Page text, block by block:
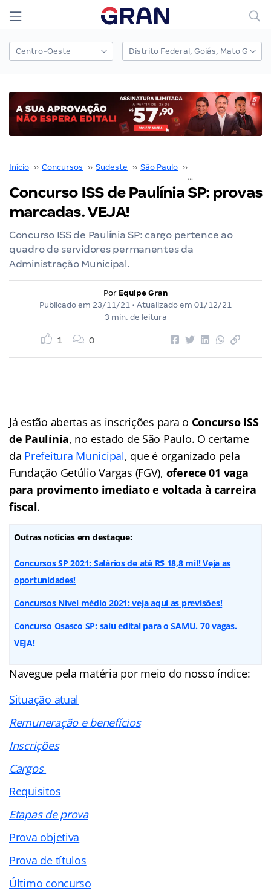
Início ›› Concursos ›› Sudeste ›› São Paulo ››
Concurso ISS de Paulínia SP: provas
marcadas. VEJA!
Concurso ISS de Paulínia SP: cargo pertence ao
quadro de servidores permanentes da
Administração Municipal.
Por Equipe Gran
Publicado em 23/11/21 • Atualizado em 01/12/21
3 min. de leitura
1 0
Já estão abertas as inscrições para o Concurso ISS
de Paulínia, no estado de São Paulo. O certame
da Prefeitura Municipal, que é organizado pela
Fundação Getúlio Vargas (FGV), oferece 01 vaga
para provimento imediato e voltada à carreira
fiscal.
Outras notícias em destaque:
Concursos SP 2021: Salários de até R$ 18,8 mil! Veja as
oportunidades!
Concursos Nível médio 2021: veja aqui as previsões!
Concurso Osasco SP: saiu edital para o SAMU. 70 vagas.
VEJA!
Navegue pela matéria por meio do nosso índice:
Situação atual
Remuneração e benefícios
Inscrições
Cargos
Requisitos
Etapas de prova
Prova objetiva
Prova de títulos
Último concurso